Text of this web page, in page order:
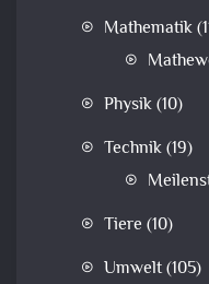
Mathematik
Physik(10)
Technik(19)
Tiere (10)
Umwelt(105)